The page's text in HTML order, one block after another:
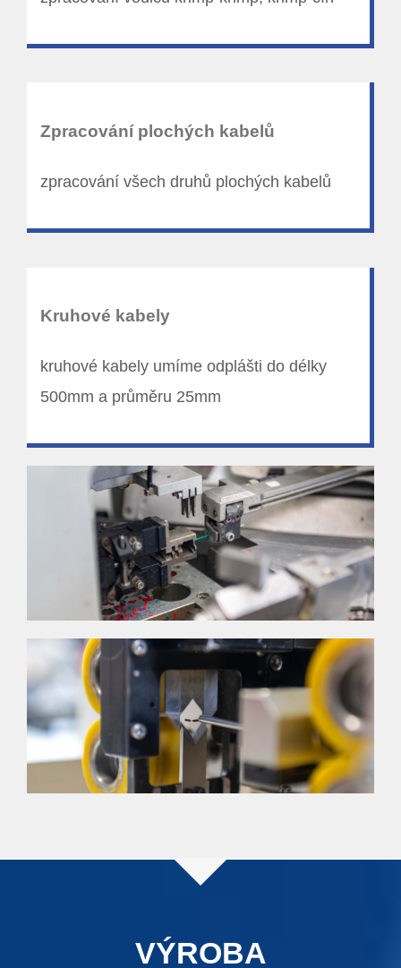
Zpracování plochých kabelů
zpracování všech druhů plochých kabelů
Kruhové kabely
kruhové kabely umíme odplášti do délky
500mm a průměru 25mm
VÝROBA